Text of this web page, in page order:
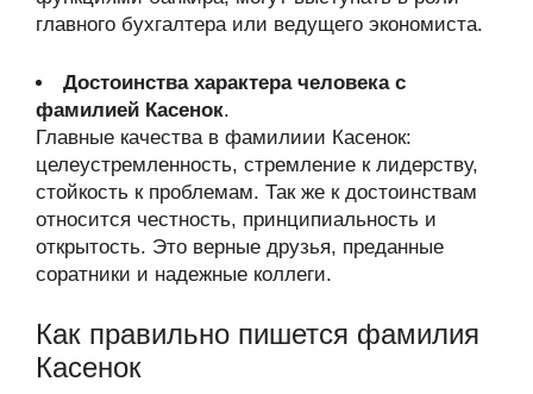
главного бухгалтера или ведущего экономиста.
Достоинства характера человека с
фамилией Касенок.
Главные качества в фамилиии Касенок:
целеустремленность, стремление к лидерству,
стойкость к проблемам. Так же к достоинствам
относится честность, принципиальность и
открытость. Это верные друзья, преданные
соратники и надежные коллеги.
Как правильно пишется фамилия
Касенок